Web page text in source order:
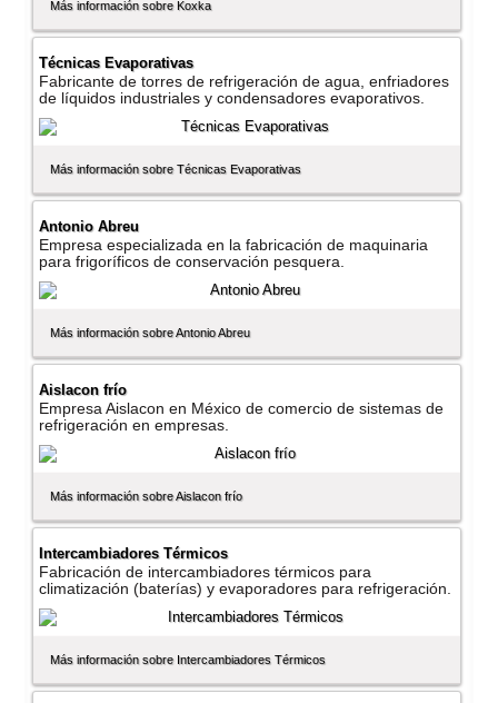
Más información sobre Koxka
Técnicas Evaporativas
Fabricante de torres de refrigeración de agua, enfriadores
de lí­quidos industriales y condensadores evaporativos.
Más información sobre Técnicas Evaporativas
Antonio Abreu
Empresa especializada en la fabricación de maquinaria
para frigorí­ficos de conservación pesquera.
Más información sobre Antonio Abreu
Aislacon frí­o
Empresa Aislacon en México de comercio de sistemas de
refrigeración en empresas.
Más información sobre Aislacon frí­o
Intercambiadores Térmicos
Fabricación de intercambiadores térmicos para
climatización (baterí­as) y evaporadores para refrigeración.
Más información sobre Intercambiadores Térmicos